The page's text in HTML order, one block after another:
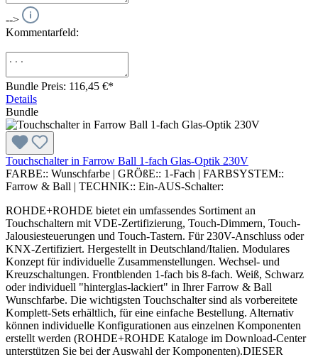
-->
Kommentarfeld:
Bundle Preis: 116,45 €*
Details
Bundle
Touchschalter in Farrow Ball 1-fach Glas-Optik 230V
FARBE:: Wunschfarbe | GRÖßE:: 1-Fach | FARBSYSTEM::
Farrow & Ball | TECHNIK:: Ein-AUS-Schalter:
ROHDE+ROHDE bietet ein umfassendes Sortiment an
Touchschaltern mit VDE-Zertifizierung, Touch-Dimmern, Touch-
Jalousiesteuerungen und Touch-Tastern. Für 230V-Anschluss oder
KNX-Zertifiziert. Hergestellt in Deutschland/Italien. Modulares
Konzept für individuelle Zusammenstellungen. Wechsel- und
Kreuzschaltungen. Frontblenden 1-fach bis 8-fach. Weiß, Schwarz
oder individuell "hinterglas-lackiert" in Ihrer Farrow & Ball
Wunschfarbe. Die wichtigsten Touchschalter sind als vorbereitete
Komplett-Sets erhältlich, für eine einfache Bestellung. Alternativ
können individuelle Konfigurationen aus einzelnen Komponenten
erstellt werden (ROHDE+ROHDE Kataloge im Download-Center
unterstützen Sie bei der Auswahl der Komponenten).DIESER